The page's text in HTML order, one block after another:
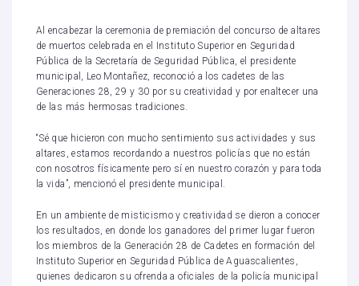
Al encabezar la ceremonia de premiación del concurso de altares
de muertos celebrada en el Instituto Superior en Seguridad
Pública de la Secretaría de Seguridad Pública, el presidente
municipal, Leo Montañez, reconoció a los cadetes de las
Generaciones 28, 29 y 30 por su creatividad y por enaltecer una
de las más hermosas tradiciones.
“Sé que hicieron con mucho sentimiento sus actividades y sus
altares, estamos recordando a nuestros policías que no están
con nosotros físicamente pero sí en nuestro corazón y para toda
la vida”, mencionó el presidente municipal.
En un ambiente de misticismo y creatividad se dieron a conocer
los resultados, en donde los ganadores del primer lugar fueron
los miembros de la Generación 28 de Cadetes en formación del
Instituto Superior en Seguridad Pública de Aguascalientes,
quienes dedicaron su ofrenda a oficiales de la policía municipal